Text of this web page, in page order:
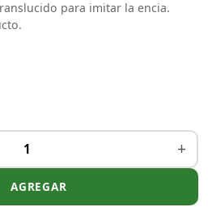
para imitar la encia.
+
AGREGAR